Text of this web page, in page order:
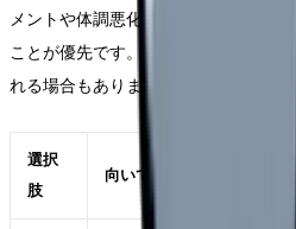
メントや体調悪化などで安全が脅か
ことが優先です。一方で、部署・勤
れる場合もあります。
選択
肢
向いているケース